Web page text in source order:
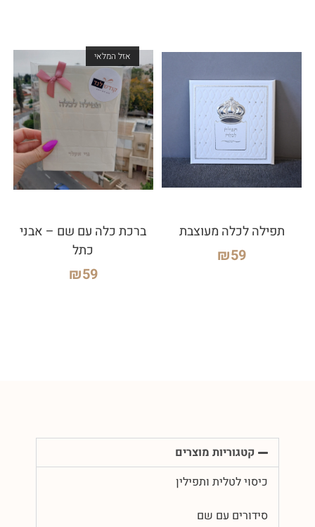
תפילה לכלה מעוצבת
₪59
אזל המלאי
ברכת כלה עם שם – אבני
כתל
₪59
קטגוריות מוצרים
כיסוי לטלית ותפילין
סידורים עם שם